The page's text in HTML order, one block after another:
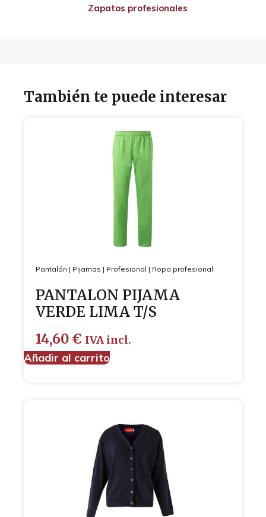
Zapatos profesionales
También te puede interesar
Pantalón | Pijamas | Profesional | Ropa profesional
PANTALON PIJAMA
VERDE LIMA T/S
14,60 € IVA incl.
Añadir al carrito